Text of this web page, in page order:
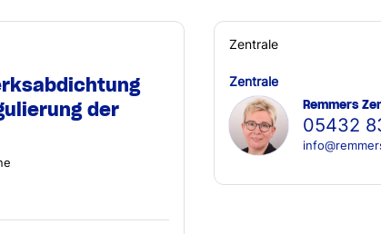
der
Zentrale
Zentrale
Remmers
05432